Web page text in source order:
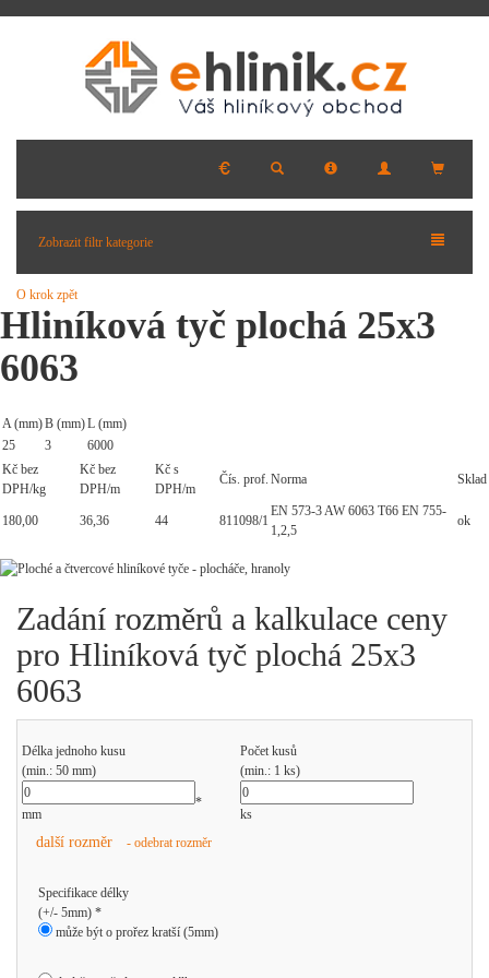
Zobrazit filtr kategorie
O krok zpět
Hliníková tyč plochá 25x3
6063
A (mm)B (mm)L (mm)
25
3
6000
Kč bez
DPH/kg
Kč bez
DPH/m
Kč s
DPH/m
Čís. prof. Norma Sklad
180,00 36,36 44 811098/1
EN 573-3 AW 6063 T66 EN 755-
1,2,5
ok
Zadání rozměrů a kalkulace ceny
pro Hliníková tyč plochá 25x3
6063
Délka jednoho kusu
(min.: 50 mm)
Počet kusů
(min.: 1 ks)
mm
*
ks
další rozměr - odebrat rozměr
Specifikace délky
(+/- 5mm) *
může být o prořez kratší (5mm)